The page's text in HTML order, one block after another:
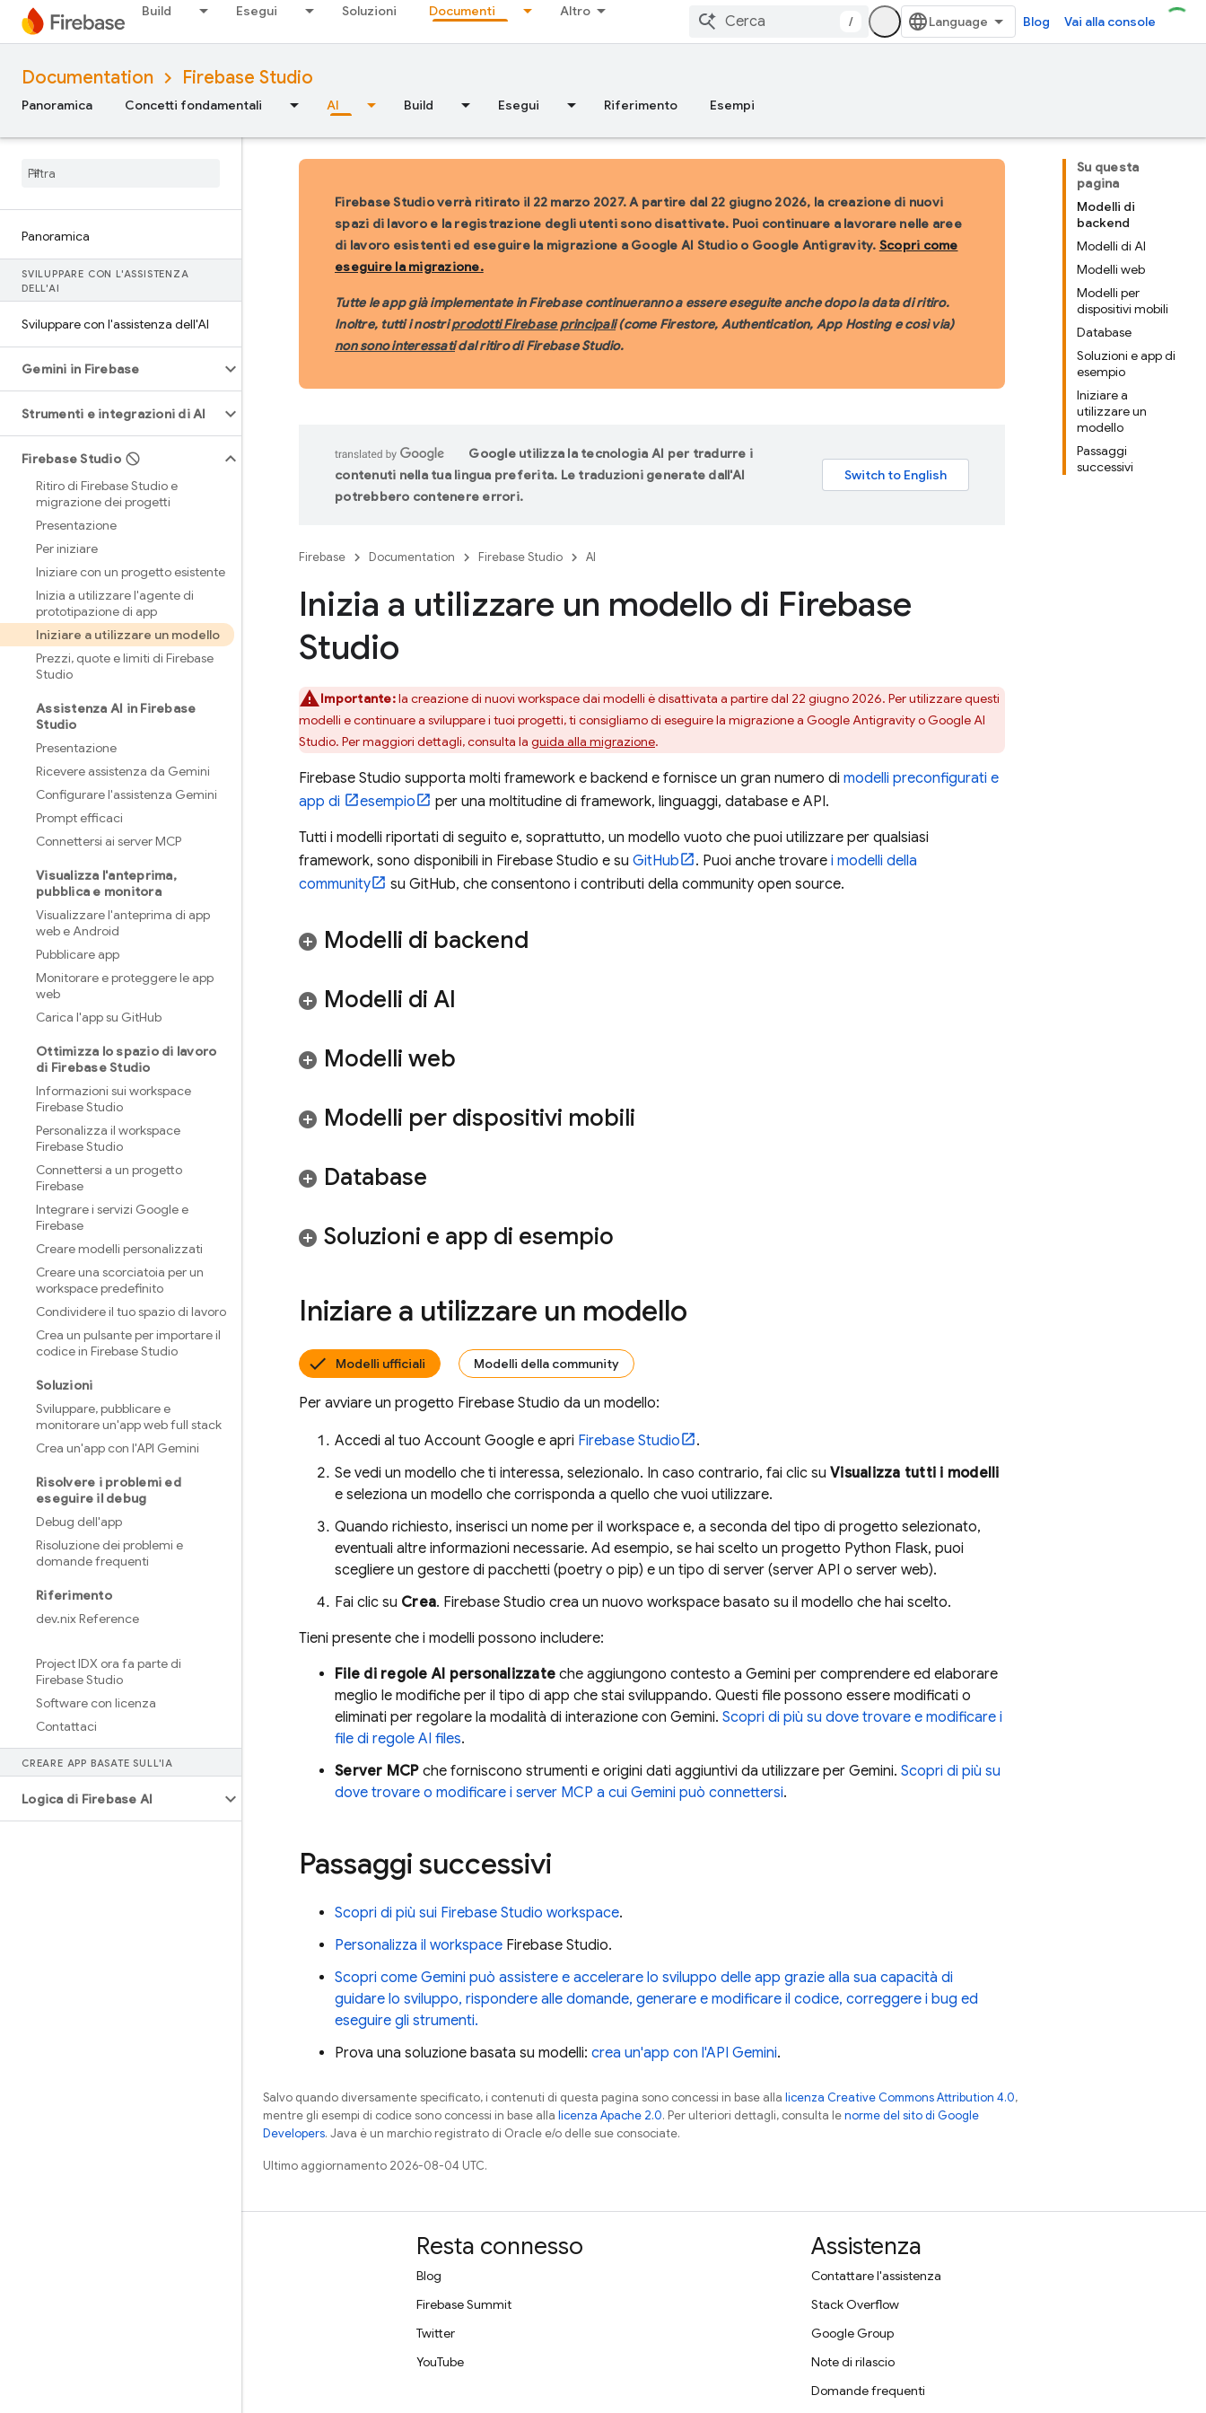
Build Esegui Soluzioni Documenti Altro
/ Blog Vai alla console
Documentation Firebase Studio
Panoramica Concetti fondamentali AI Build Esegui Riferimento Esempi
Panoramica
SVILUPPARE CON L'ASSISTENZA
DELL'AI
Sviluppare con l'assistenza dell'AI
Gemini in Firebase
Strumenti e integrazioni di AI
Firebase Studio
Ritiro di Firebase Studio e
migrazione dei progetti
Presentazione
Per iniziare
Iniziare con un progetto esistente
Inizia a utilizzare l'agente di
prototipazione di app
Iniziare a utilizzare un modello
Prezzi, quote e limiti di Firebase
Studio
Assistenza AI in Firebase
Studio
Presentazione
Ricevere assistenza da Gemini
Configurare l'assistenza Gemini
Prompt efficaci
Connettersi ai server MCP
Visualizza l'anteprima,
pubblica e monitora
Visualizzare l'anteprima di app
web e Android
Pubblicare app
Monitorare e proteggere le app
web
Carica l'app su GitHub
Ottimizza lo spazio di lavoro
di Firebase Studio
Informazioni sui workspace
Firebase Studio
Personalizza il workspace
Firebase Studio
Connettersi a un progetto
Firebase
Integrare i servizi Google e
Firebase
Creare modelli personalizzati
Creare una scorciatoia per un
workspace predefinito
Condividere il tuo spazio di lavoro
Crea un pulsante per importare il
codice in Firebase Studio
Soluzioni
Sviluppare,pubblicare e
monitorare un'app web full stack
Crea un'app con l'API Gemini
Risolvere i problemi ed
eseguire il debug
Debug dell'app
Risoluzione dei problemi e
domande frequenti
Riferimento
dev.nix Reference
Project IDX ora fa parte di
Firebase Studio
Software con licenza
Contattaci
CREARE APP BASATE SULL'IA
Logica di Firebase AI
Su questa
pagina
Modelli di
backend
Modelli di AI
Modelli web
Modelli per
dispositivi mobili
Database
Soluzioni e app di
esempio
Iniziare a
utilizzare un
modello
Passaggi
successivi
Firebase Studio verrà ritirato il 22 marzo 2027.A partire dal 22 giugno 2026, la creazione di nuovi
spazi di lavoro e la registrazione degli utenti sono disattivate. Puoi continuare a lavorare nelle aree
di lavoro esistenti ed eseguire la migrazione a Google AI Studio o Google Antigravity. Scopri come
eseguire la migrazione.
Tutte le app già implementate in Firebase continueranno a essere eseguite anche dopo la data di ritiro.
Inoltre, tutti i nostriprodotti Firebase principali(come Firestore, Authentication, App Hosting e così via)
non sono interessatidal ritiro di Firebase Studio.
Google utilizza la tecnologia AI per tradurre i
contenuti nella tua lingua preferita. Le traduzioni generate dall'AI
potrebbero contenere errori.
Firebase Documentation Firebase Studio AI
Inizia a utilizzare un modello di Firebase
Studio
Importante:la creazione di nuovi workspace dai modelli è disattivata a partire dal 22 giugno 2026. Per utilizzare questi
modelli e continuare a sviluppare i tuoi progetti, ti consigliamo di eseguire la migrazione a Google AntigravityoGoogle AI
Studio. Per maggiori dettagli, consulta la guida alla migrazione.
Firebase Studio supporta molti framework e backend e fornisce un gran numero di modelli preconfigurati e
app di
esempio
per una moltitudine di framework, linguaggi, database e API.
Tutti i modelli riportati di seguito e, soprattutto, un modello vuoto che puoi utilizzare per qualsiasi
framework, sono disponibili in Firebase Studio e su GitHub . Puoi anche trovare i modelli della
community
su GitHub, che consentono i contributi della community open source.
Modelli di backend
Modelli di AI
Modelli web
Modelli per dispositivi mobili
Database
Soluzioni e app di esempio
Iniziare a utilizzare un modello
Modelli ufficiali Modelli della community
Per avviare un progetto Firebase Studio da un modello:
Accedi al tuo Account Google e apri Firebase Studio
.
Se vedi un modello che ti interessa, selezionalo. In caso contrario, fai clic su Visualizza tutti i modelli
e seleziona un modello che corrisponda a quello che vuoi utilizzare.
Quando richiesto, inserisci un nome per il workspace e, a seconda del tipo di progetto selezionato,
eventuali altre informazioni necessarie. Ad esempio, se hai scelto un progetto Python Flask, puoi
scegliere un gestore di pacchetti (poetry o pip) e un tipo di server (server API o server web).
Fai clic su Crea. Firebase Studio crea un nuovo workspace basato su il modello che hai scelto.
Tieni presente che i modelli possono includere:
File di regole AI personalizzate che aggiungono contesto a Gemini per comprendere ed elaborare
meglio le modifiche per il tipo di app che stai sviluppando. Questi file possono essere modificati o
eliminati per regolare la modalità di interazione con Gemini. Scopri di più su dove trovare e modificare i
file di regole AI files.
Server MCPche forniscono strumenti e origini dati aggiuntivi da utilizzare per Gemini. Scopri di più su
dove trovare o modificare i server MCP a cui Gemini può connettersi.
Passaggi successivi
Scopri di più sui Firebase Studio workspace.
Personalizza il workspace Firebase Studio.
Scopri come Gemini può assistere e accelerare lo sviluppo delle app grazie alla sua capacità di
guidare lo sviluppo, rispondere alle domande, generare e modificare il codice, correggere i bug ed
eseguire gli strumenti.
Prova una soluzione basata su modelli: crea un'app con l'API Gemini.
Salvo quando diversamente specificato, i contenuti di questa pagina sono concessi in base alla licenza Creative Commons Attribution 4.0,
mentre gli esempi di codice sono concessi in base alla licenza Apache 2.0. Per ulteriori dettagli, consulta lenorme del sito di Google
Developers. Java è un marchio registrato di Oracle e/o delle sue consociate.
Ultimo aggiornamento 2026-08-04 UTC.
Resta connesso
Blog
Firebase Summit
Twitter
YouTube
Assistenza
Contattare l'assistenza
Stack Overflow
Google Group
Note di rilascio
Domande frequenti